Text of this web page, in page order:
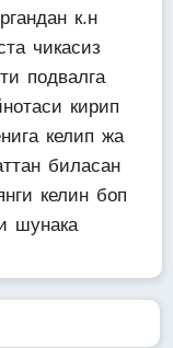
к.н
чикасиз
подвалга
кирип
келип жа
биласан
келин боп
шунака